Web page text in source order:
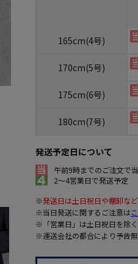
165cm(4号)
170cm(5号)
175cm(6号)
180cm(7号)
発送予定日について
午前9時までのご注文で
2～4営業日で発送予定
※発送日は土日祝日や棚卸な
※当日発送に関するご注意は
※「営業日」は土日祝日を除
※運送会社の都合により予告